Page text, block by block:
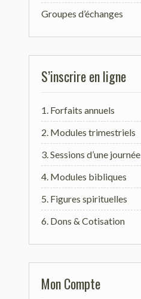
Groupes d’échanges
S’inscrire en ligne
1. Forfaits annuels
2. Modules trimestriels
3. Sessions d’une journée
4. Modules bibliques
5. Figures spirituelles
6. Dons & Cotisation
Mon Compte